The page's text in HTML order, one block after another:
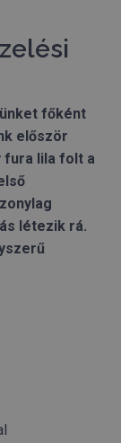
főként
először
fura lila folt a
létezik rá.